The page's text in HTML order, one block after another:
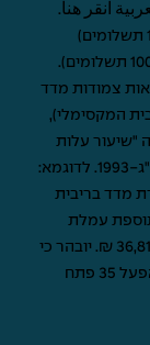
انقر هنا .
התקופה המינימלית להחזר הלוואה הינה כשנה (12 תשלומים)
והמקסימלית להחזר הלוואה הינה כשמונה שנים (100 תשלומים).
צמודות מדד
המקסימלי),
"שיעור עלות
האשראי המרבי" בהתאם לחוק אשראי הוגן התשנ"ג-1993. לדוגמא:
צמודת מדד בריבית
8.5%, העלות הכוללת תהיה 9.66% בתוספת עמלת
פתיחת תיק בסך 490 ₪. *סה"כ תשלומי לקוח – 36,817 ₪. יובהר כי
ההערכה כפופה לשינויים במדד ושינויים נוספים. אפעל 35 פתח